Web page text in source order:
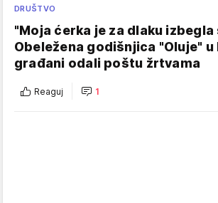
DRUŠTVO
"Moja ćerka je za dlaku
Obeležena godišnjica "Oluje" u
građani odali poštu žrtvama
Reaguj 1